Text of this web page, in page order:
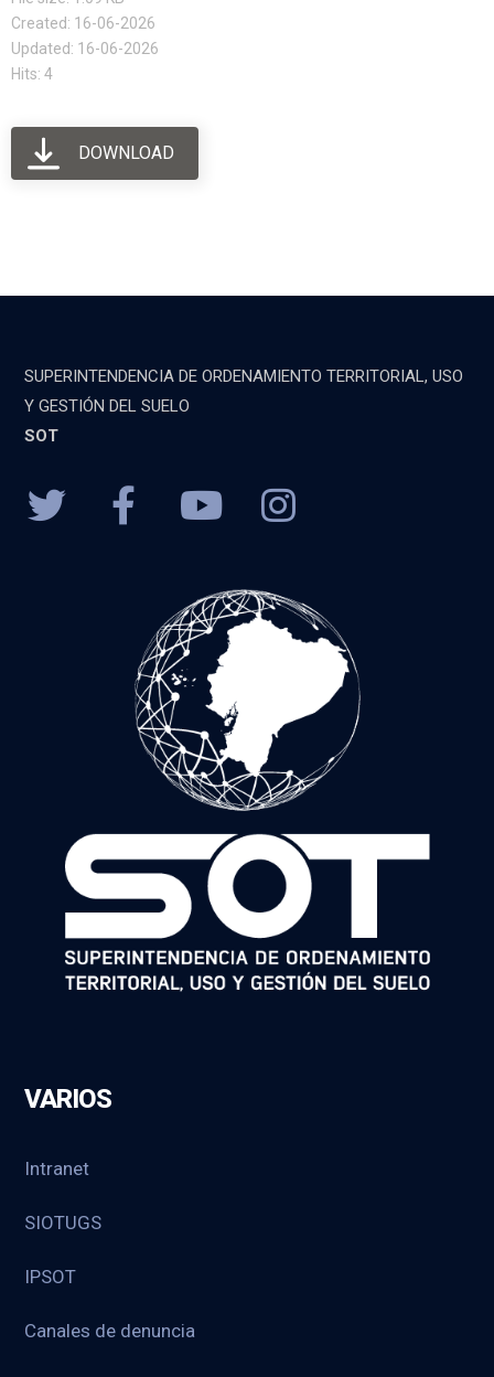
Created: 16-06-2026
Updated: 16-06-2026
Hits: 4
DOWNLOAD
SUPERINTENDENCIA DE ORDENAMIENTO TERRITORIAL, USO
Y GESTIÓN DEL SUELO
SOT
VARIOS
Intranet
SIOTUGS
IPSOT
Canales de denuncia